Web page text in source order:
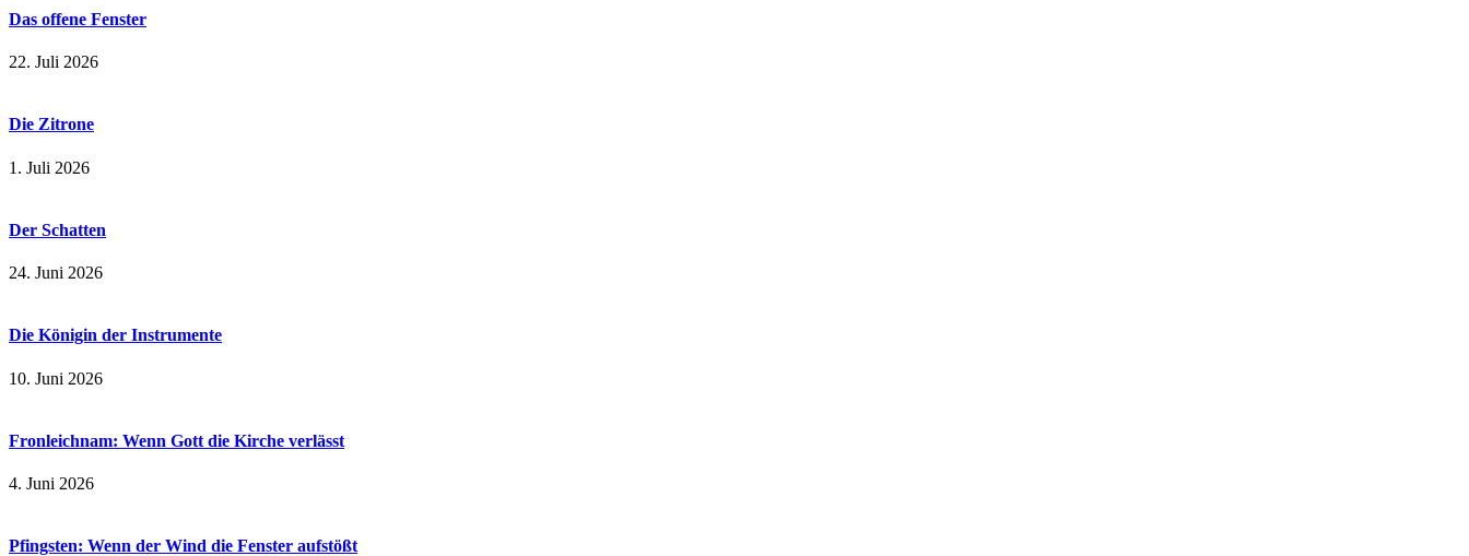
Das offene Fenster
22. Juli 2026
Die Zitrone
1. Juli 2026
Der Schatten
24. Juni 2026
Die Königin der Instrumente
10. Juni 2026
Fronleichnam: Wenn Gott die Kirche verlässt
4. Juni 2026
Pfingsten: Wenn der Wind die Fenster aufstößt